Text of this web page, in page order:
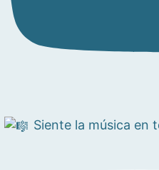
Siente la música en